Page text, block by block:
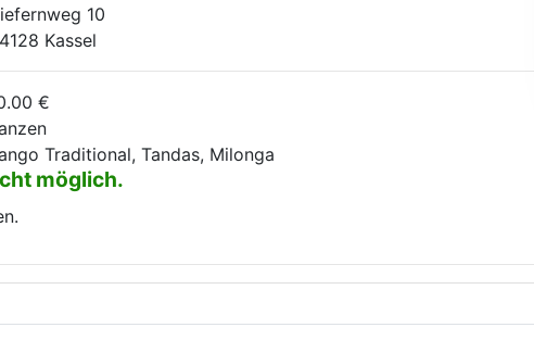
10
Kassel
€
Traditional, Tandas, Milonga
möglich.